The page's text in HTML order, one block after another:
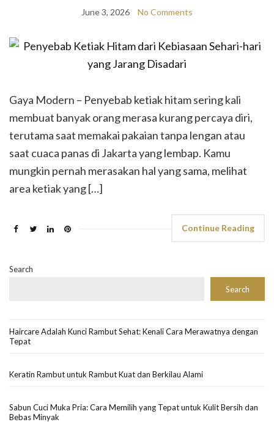
June 3, 2026 No Comments
Gaya Modern – Penyebab ketiak hitam sering kali
membuat banyak orang merasa kurang percaya diri,
terutama saat memakai pakaian tanpa lengan atau
saat cuaca panas di Jakarta yang lembap. Kamu
mungkin pernah merasakan hal yang sama, melihat
area ketiak yang […]
Continue Reading
Search
Search
Haircare Adalah Kunci Rambut Sehat: Kenali Cara Merawatnya dengan
Tepat
Keratin Rambut untuk Rambut Kuat dan Berkilau Alami
Sabun Cuci Muka Pria: Cara Memilih yang Tepat untuk Kulit Bersih dan
Bebas Minyak